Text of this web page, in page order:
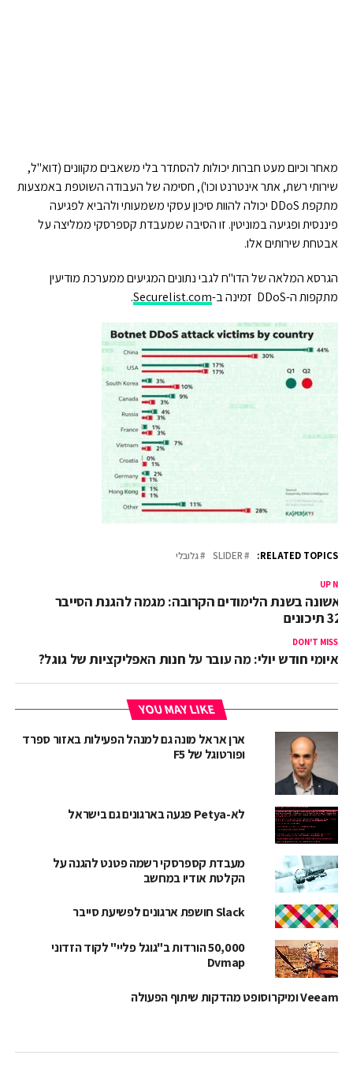
מאחר וכיום מעט חברות יכולות להסתדר בלי משאבים מקוונים (דוא"ל,
שירותי רשת, אתר אינטרנט וכו'), חסימה של העבודה השוטפת באמצעות
מתקפת DDoS יכולה להוות סיכון עסקי משמעותי ולהביא לפגיעה
פיננסית ופגיעה במוניטין. זו הסיבה שמעבדת קספרסקי ממליצה על
אבטחת שירותים אלו.
הגרסא המלאה של הדו"ח לגבי נתונים המגיעים ממערכת מודיעין
מתקפות ה-DDoS זמינה ב-
Securelist.com
.
RELATED TOPICS:
SLIDER גלובלי
UP
בשנת הלימודים הקרובה: מגמה להגנת הסייבר
DON'T MISS
איומי חודש יולי: מה עובר על חנות האפליקציות של גוגל?
YOU MAY LIKE
ארן אראל מונה גם למנהל הפעילות באזור ספרד
ופורטוגל של F5
לא-Petya פגעה בארגונים גם בישראל
מעבדת קספרסקי רשמה פטנט להגנה על
הקלטת אודיו במחשב
Slack חושפת ארגונים לפשיעת סייבר
50,000 הורדות ב"גוגל פליי" לקוד הזדוני
Dvmap
Veeam ומיקרוסופט מהדקות שיתוף הפעולה